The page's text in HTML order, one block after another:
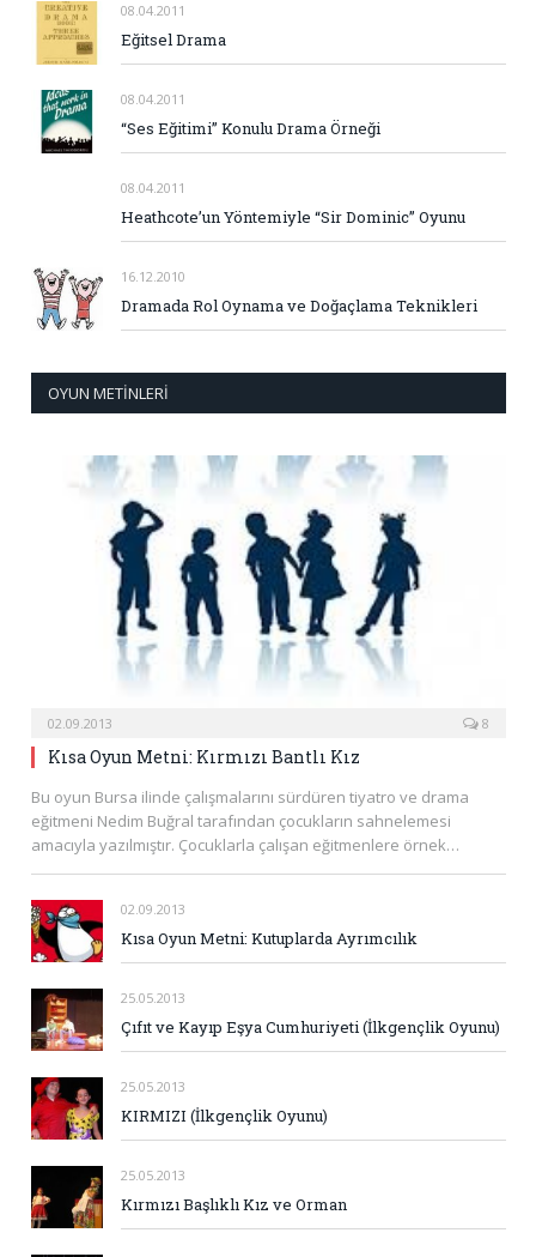
08.04.2011
Eğitsel Drama
08.04.2011
“Ses Eğitimi” Konulu Drama Örneği
08.04.2011
Heathcote’un Yöntemiyle “Sir Dominic” Oyunu
16.12.2010
Dramada Rol Oynama ve Doğaçlama Teknikleri
OYUN METINLERI
02.09.2013 8
Kısa Oyun Metni: Kırmızı Bantlı Kız
Bu oyun Bursa ilinde çalışmalarını sürdüren tiyatro ve drama
eğitmeni Nedim Buğral tarafından çocukların sahnelemesi
amacıyla yazılmıştır. Çocuklarla çalışan eğitmenlere örnek…
02.09.2013
Kısa Oyun Metni: Kutuplarda Ayrımcılık
25.05.2013
Çıfıt ve Kayıp Eşya Cumhuriyeti (İlkgençlik Oyunu)
25.05.2013
KIRMIZI (İlkgençlik Oyunu)
25.05.2013
Kırmızı Başlıklı Kız ve Orman